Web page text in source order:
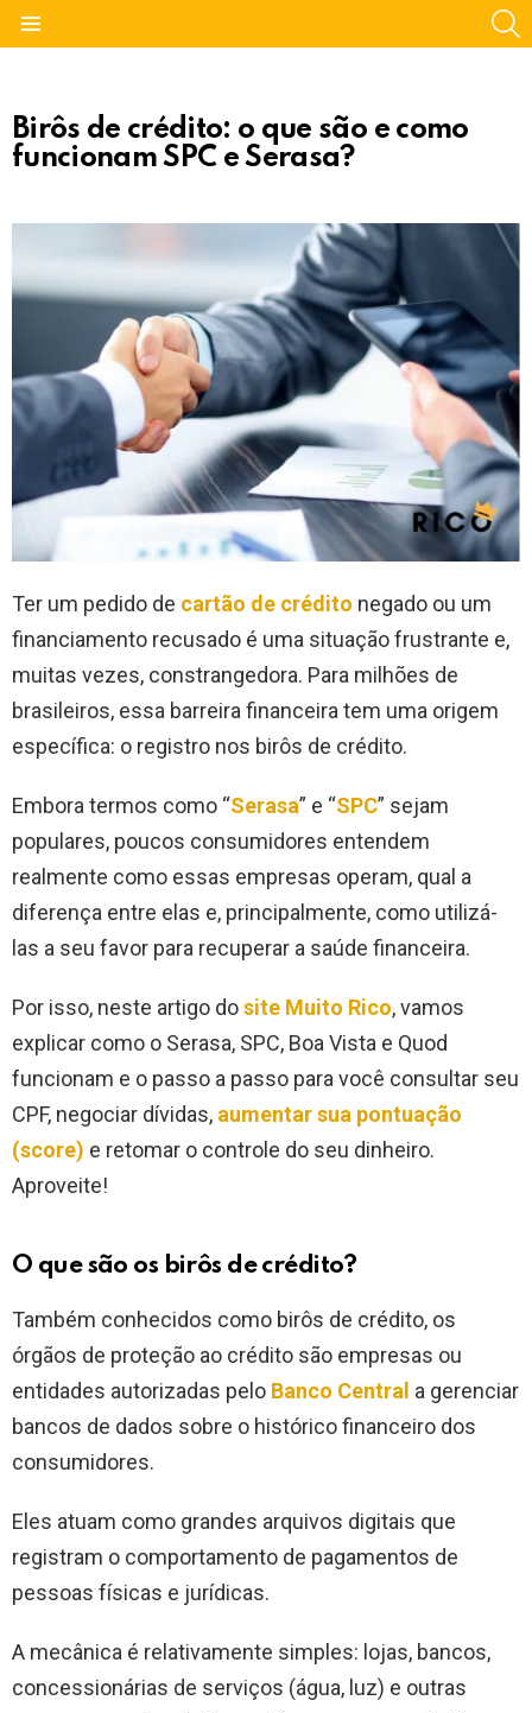
Birôs de crédito: o que são e como
funcionam SPC e Serasa?
Ter um pedido de cartão de crédito negado ou um
financiamento recusado é uma situação frustrante e,
muitas vezes, constrangedora. Para milhões de
brasileiros, essa barreira financeira tem uma origem
específica: o registro nos birôs de crédito.
Embora termos como “Serasa” e “SPC” sejam
populares, poucos consumidores entendem
realmente como essas empresas operam, qual a
diferença entre elas e, principalmente, como utilizá-
las a seu favor para recuperar a saúde financeira.
Por isso, neste artigo dosite Muito Rico, vamos
explicar como o Serasa, SPC, Boa Vista e Quod
funcionam e o passo a passo para você consultar seu
CPF, negociar dívidas, aumentar sua pontuação
(score) e retomar o controle do seu dinheiro.
Aproveite!
O que são os birôs de crédito?
Também conhecidos como birôs de crédito, os
órgãos de proteção ao crédito são empresas ou
entidades autorizadas pelo Banco Central a gerenciar
bancos de dados sobre o histórico financeiro dos
consumidores.
Eles atuam como grandes arquivos digitais que
registram o comportamento de pagamentos de
pessoas físicas e jurídicas.
A mecânica é relativamente simples: lojas, bancos,
concessionárias de serviços (água, luz) e outras